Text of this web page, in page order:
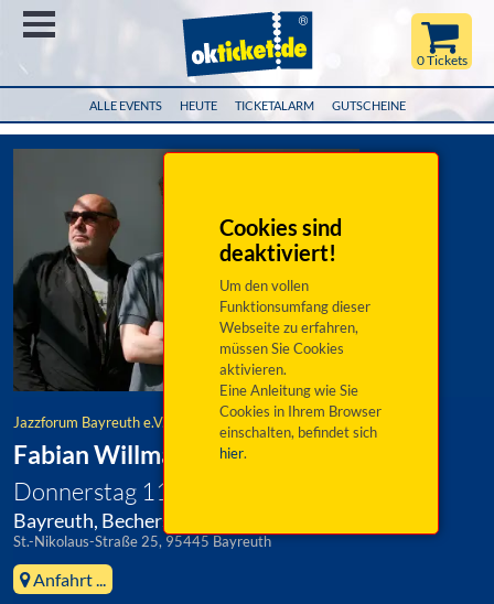
ALLE EVENTS HEUTE TICKETALARM GUTSCHEINE
0 Tickets
Cookies sind
deaktiviert!
Um den vollen
Funktionsumfang dieser
Webseite zu erfahren,
müssen Sie Cookies
aktivieren.
Eine Anleitung wie Sie
Cookies in Ihrem Browser
einschalten, befindet sich
hier.
Jazzforum Bayreuth e.V.
Fabian Willmann Trio
Donnerstag 11. Dezember 2025
Bayreuth, Bechersaal
St.-Nikolaus-Straße 25, 95445 Bayreuth
Anfahrt ...